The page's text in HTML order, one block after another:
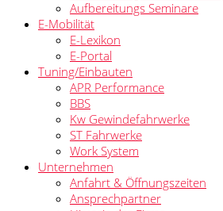
Aufbereitungs Seminare
E-Mobilität
E-Lexikon
E-Portal
Tuning/Einbauten
APR Performance
BBS
Kw Gewindefahrwerke
ST Fahrwerke
Work System
Unternehmen
Anfahrt & Öffnungszeiten
Ansprechpartner